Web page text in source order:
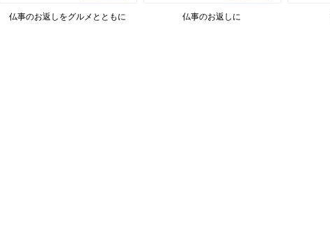
仏事のお返しをグルメとともに 仏事のお返しに